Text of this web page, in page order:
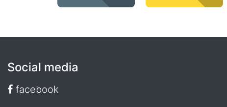
Social media
facebook